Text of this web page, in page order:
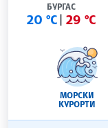
БУРГАС
20 °C 29 °C
МОРСКИ
КУРОРТИ